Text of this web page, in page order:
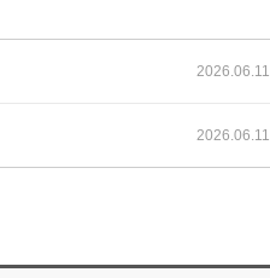
2026.06.11
2026.06.11